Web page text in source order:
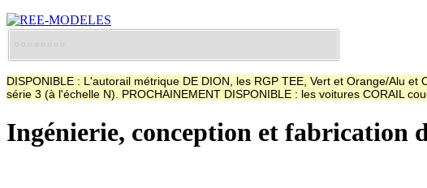
DISPONIBLE : L'autorail métrique DE DION, les RGP TEE, Vert et Orange/Alu
série 3 (à l'échelle N). PROCHAINEMENT DISPONIBLE : les voitures CORAIL
Ingénierie, conception et fabrication